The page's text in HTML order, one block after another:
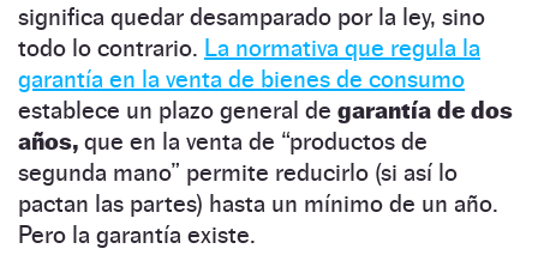
significa quedar desamparado por la ley, sino
todo lo contrario. La normativa que regula la
garantía en la venta de bienes de consumo
establece un plazo general de garantía de dos
años, que en la venta de “productos de
segunda mano” permite reducirlo (si así lo
pactan las partes) hasta un mínimo de un año.
Pero la garantía existe.